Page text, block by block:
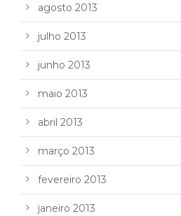
agosto 2013
julho 2013
junho 2013
maio 2013
abril 2013
março 2013
fevereiro 2013
janeiro 2013